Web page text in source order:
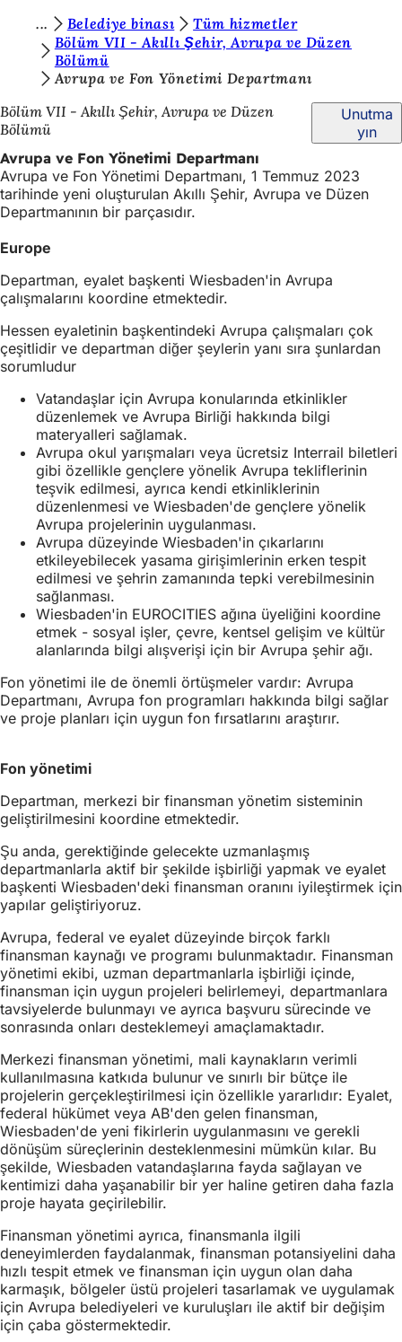
İçeriğe atla
a
d
a
s
ı
n
ı
z
:
Belediye binası
Tüm hizmetler
Bölüm VII - Akıllı Şehir, Avrupa ve Düzen
Bölümü
Avrupa ve Fon Yönetimi Departmanı
Bölüm VII - Akıllı Şehir, Avrupa ve Düzen
Bölümü
Unutma
yın
Avrupa ve Fon Yönetimi Departmanı
Avrupa ve Fon Yönetimi Departmanı, 1 Temmuz 2023
tarihinde yeni oluşturulan Akıllı Şehir, Avrupa ve Düzen
Departmanının bir parçasıdır.
Europe
Departman, eyalet başkenti Wiesbaden'in Avrupa
çalışmalarını koordine etmektedir.
Hessen eyaletinin başkentindeki Avrupa çalışmaları çok
çeşitlidir ve departman diğer şeylerin yanı sıra şunlardan
sorumludur
Vatandaşlar için Avrupa konularında etkinlikler
düzenlemek ve Avrupa Birliği hakkında bilgi
materyalleri sağlamak.
Avrupa okul yarışmaları veya ücretsiz Interrail biletleri
gibi özellikle gençlere yönelik Avrupa tekliflerinin
teşvik edilmesi, ayrıca kendi etkinliklerinin
düzenlenmesi ve Wiesbaden'de gençlere yönelik
Avrupa projelerinin uygulanması.
Avrupa düzeyinde Wiesbaden'in çıkarlarını
etkileyebilecek yasama girişimlerinin erken tespit
edilmesi ve şehrin zamanında tepki verebilmesinin
sağlanması.
Wiesbaden'in EUROCITIES ağına üyeliğini koordine
etmek - sosyal işler, çevre, kentsel gelişim ve kültür
alanlarında bilgi alışverişi için bir Avrupa şehir ağı.
Fon yönetimi ile de önemli örtüşmeler vardır: Avrupa
Departmanı, Avrupa fon programları hakkında bilgi sağlar
ve proje planları için uygun fon fırsatlarını araştırır.
Fon yönetimi
Departman, merkezi bir finansman yönetim sisteminin
geliştirilmesini koordine etmektedir.
Şu anda, gerektiğinde gelecekte uzmanlaşmış
departmanlarla aktif bir şekilde işbirliği yapmak ve eyalet
başkenti Wiesbaden'deki finansman oranını iyileştirmek için
yapılar geliştiriyoruz.
Avrupa, federal ve eyalet düzeyinde birçok farklı
finansman kaynağı ve programı bulunmaktadır. Finansman
yönetimi ekibi, uzman departmanlarla işbirliği içinde,
finansman için uygun projeleri belirlemeyi, departmanlara
tavsiyelerde bulunmayı ve ayrıca başvuru sürecinde ve
sonrasında onları desteklemeyi amaçlamaktadır.
Merkezi finansman yönetimi, mali kaynakların verimli
kullanılmasına katkıda bulunur ve sınırlı bir bütçe ile
projelerin gerçekleştirilmesi için özellikle yararlıdır: Eyalet,
federal hükümet veya AB'den gelen finansman,
Wiesbaden'de yeni fikirlerin uygulanmasını ve gerekli
dönüşüm süreçlerinin desteklenmesini mümkün kılar. Bu
şekilde, Wiesbaden vatandaşlarına fayda sağlayan ve
kentimizi daha yaşanabilir bir yer haline getiren daha fazla
proje hayata geçirilebilir.
Finansman yönetimi ayrıca, finansmanla ilgili
deneyimlerden faydalanmak, finansman potansiyelini daha
hızlı tespit etmek ve finansman için uygun olan daha
karmaşık, bölgeler üstü projeleri tasarlamak ve uygulamak
için Avrupa belediyeleri ve kuruluşları ile aktif bir değişim
için çaba göstermektedir.